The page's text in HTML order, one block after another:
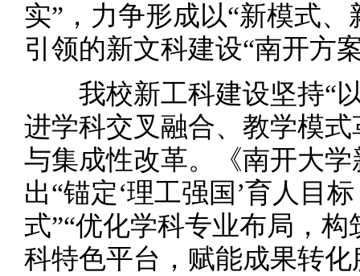
实”，力争形成以“新模式
引领的新文科建设“南开方
我校新工科建设坚持“以
进学科交叉融合、教学模
与集成性改革。《南开大
出“锚定‘理工强国’育人目
式”“优化学科专业布局，
科特色平台，赋能成果转